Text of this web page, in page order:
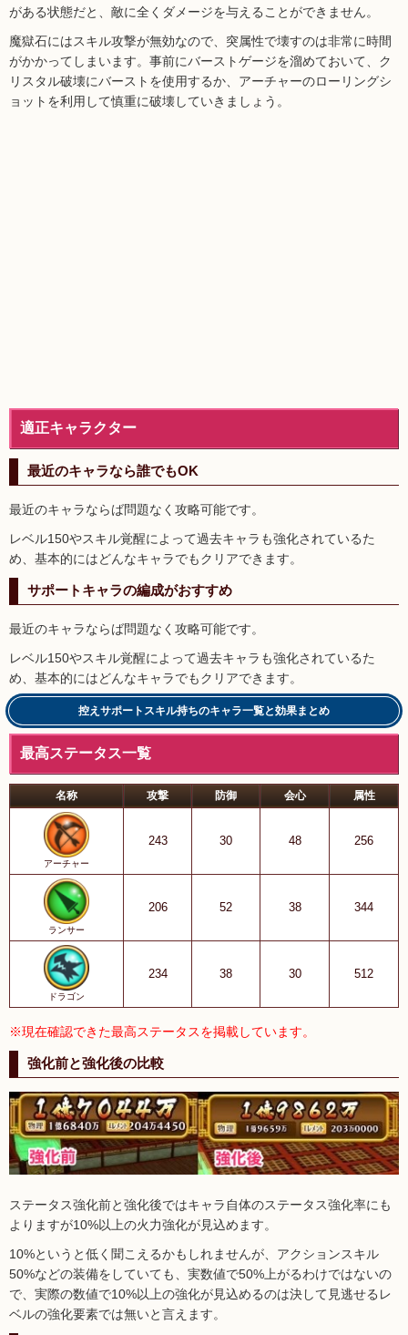
がある状態だと、敵に全くダメージを与えることができません。
魔獄石にはスキル攻撃が無効なので、突属性で壊すのは非常に時間
がかかってしまいます。事前にバーストゲージを溜めておいて、ク
リスタル破壊にバーストを使用するか、アーチャーのローリングシ
ョットを利用して慎重に破壊していきましょう。
適正キャラクター
最近のキャラなら誰でもOK
最近のキャラならば問題なく攻略可能です。
レベル150やスキル覚醒によって過去キャラも強化されているた
め、基本的にはどんなキャラでもクリアできます。
サポートキャラの編成がおすすめ
最近のキャラならば問題なく攻略可能です。
レベル150やスキル覚醒によって過去キャラも強化されているた
め、基本的にはどんなキャラでもクリアできます。
控えサポートスキル持ちのキャラ一覧と効果まとめ
最高ステータス一覧
名称 攻撃 防御 会心 属性
アーチャー
243 30 48 256
ランサー
206 52 38 344
ドラゴン
234 38 30 512
※現在確認できた最高ステータスを掲載しています。
強化前と強化後の比較
ステータス強化前と強化後ではキャラ自体のステータス強化率にも
よりますが10%以上の火力強化が見込めます。
10%というと低く聞こえるかもしれませんが、アクションスキル
50%などの装備をしていても、実数値で50%上がるわけではないの
で、実際の数値で10%以上の強化が見込めるのは決して見逃せるレ
ベルの強化要素では無いと言えます。